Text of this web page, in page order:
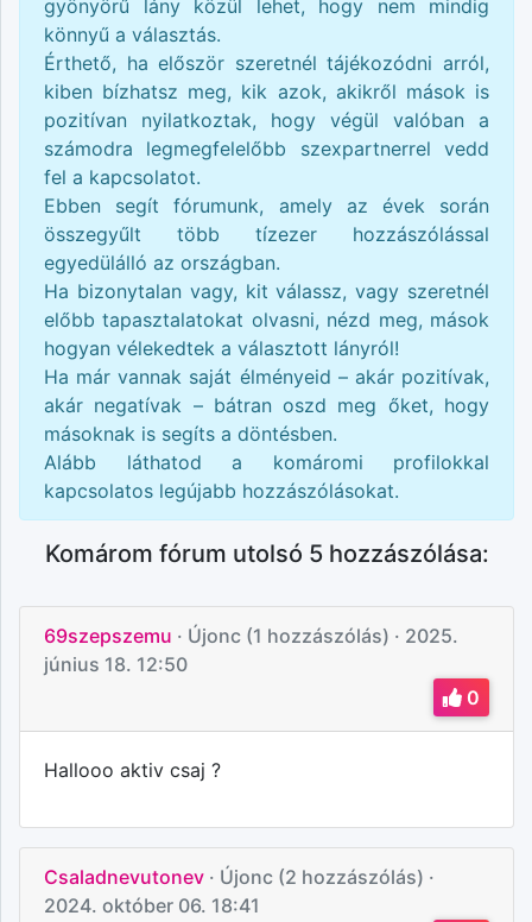
gyönyörű lány közül lehet, hogy nem mindig
könnyű a választás.
Érthető, ha először szeretnél tájékozódni arról,
kiben bízhatsz meg, kik azok, akikről mások is
pozitívan nyilatkoztak, hogy végül valóban a
számodra legmegfelelőbb szexpartnerrel vedd
fel a kapcsolatot.
Ebben segít fórumunk, amely az évek során
összegyűlt több tízezer hozzászólással
egyedülálló az országban.
Ha bizonytalan vagy, kit válassz, vagy szeretnél
előbb tapasztalatokat olvasni, nézd meg, mások
hogyan vélekedtek a választott lányról!
Ha már vannak saját élményeid – akár pozitívak,
akár negatívak – bátran oszd meg őket, hogy
másoknak is segíts a döntésben.
Alább láthatod a komáromi profilokkal
kapcsolatos legújabb hozzászólásokat.
Komárom fórum utolsó 5 hozzászólása:
69szepszemu · Újonc (1 hozzászólás) · 2025.
június 18. 12:50
0
Hallooo aktiv csaj ?
Csaladnevutonev · Újonc (2 hozzászólás) ·
2024. október 06. 18:41